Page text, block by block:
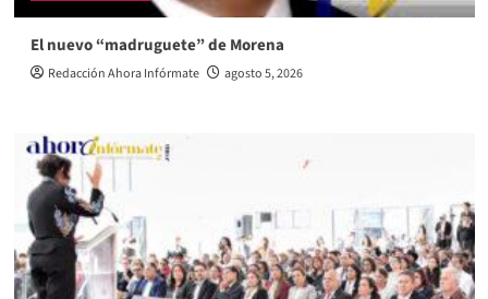
El nuevo “madruguete” de Morena
Redacción Ahora Infórmate agosto 5, 2026